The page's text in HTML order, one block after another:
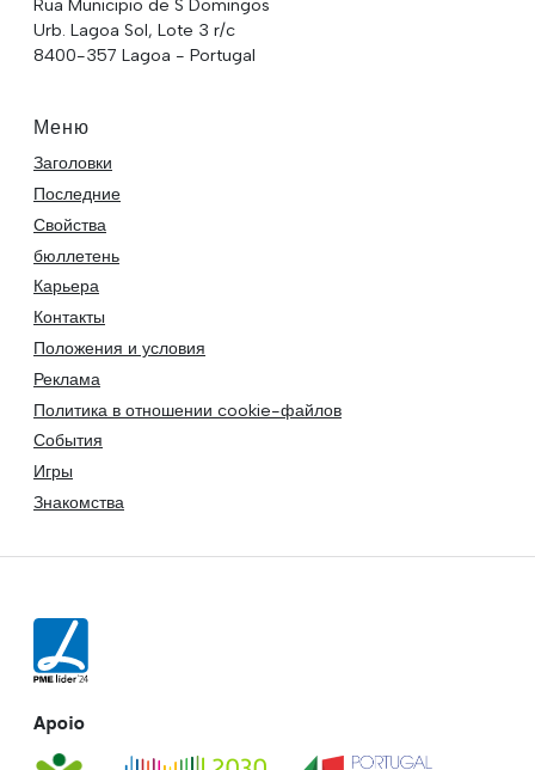
Rua Municipio de S Domingos
Urb. Lagoa Sol, Lote 3 r/c
8400-357 Lagoa - Portugal
Меню
Заголовки
Последние
Свойства
бюллетень
Карьера
Контакты
Положения и условия
Реклама
Политика в отношении cookie-файлов
События
Игры
Знакомства
Apoio